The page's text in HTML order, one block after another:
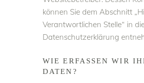
können Sie dem Abschnitt
Verantwortlichen Stelle“ in
Datenschutzerklärung
WIE ERFASSEN WIR
DATEN?